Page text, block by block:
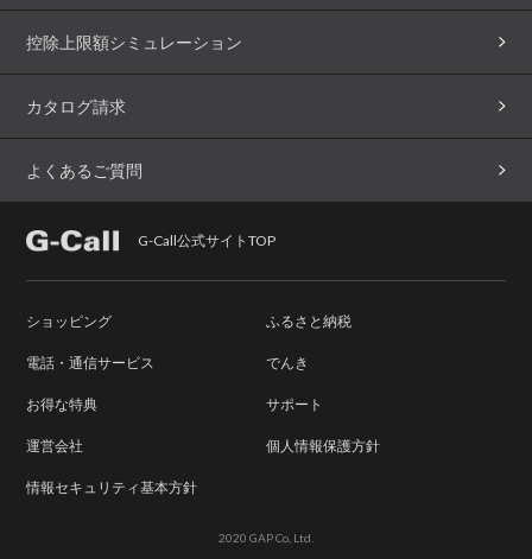
控除上限額シミュレーション
カタログ請求
よくあるご質問
G-Call公式サイトTOP
ショッピング ふるさと納税
電話・通信サービス でんき
お得な特典 サポート
運営会社 個人情報保護方針
情報セキュリティ基本方針
2020 GAP Co, Ltd.